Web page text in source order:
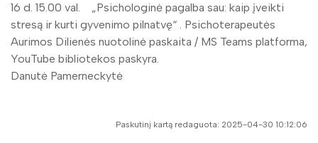
16 d. 15.00 val. „Psichologinė pagalba sau: kaip įveikti
stresą ir kurti gyvenimo pilnatvę“ . Psichoterapeutės
Aurimos Dilienės nuotolinė paskaita / MS Teams platforma,
YouTube bibliotekos paskyra.
Danutė Pamerneckytė
Paskutinį kartą redaguota: 2025-04-30 10:12:06